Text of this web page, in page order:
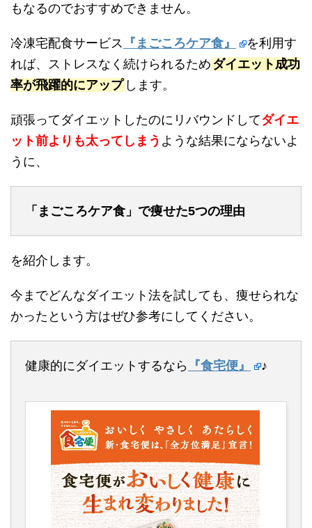
もなるのでおすすめできません。
冷凍宅配食サービス 『まごころケア食』
を利用す
れば、ストレスなく続けられるため ダイエット成功
率が飛躍的にアップ します。
頑張ってダイエットしたのにリバウンドしてダイエ
ット前よりも太ってしまう ような結果にならないよ
うに、
「まごころケア食」で痩せた5つの理由
を紹介します。
今までどんなダイエット法を試しても、痩せられな
かったという方はぜひ参考にしてください。
健康的にダイエットするなら 『食宅便』 ♪